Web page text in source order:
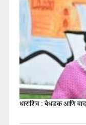
धाराशिव : बेधडक आणि